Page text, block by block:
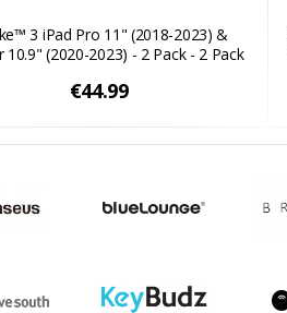
3 iPad Pro 11" (2018-2023) &
10.9" (2020-2023) - 2 Pack - 2 Pack
€44.99